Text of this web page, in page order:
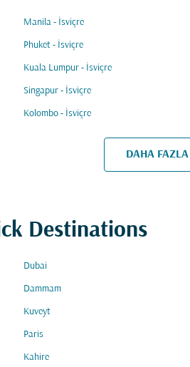
Manila - İsviçre
Phuket - İsviçre
Kuala Lumpur - İsviçre
Singapur - İsviçre
Kolombo - İsviçre
DAHA FAZLA
Destinations
Dubai
Dammam
Kuveyt
Paris
Kahire